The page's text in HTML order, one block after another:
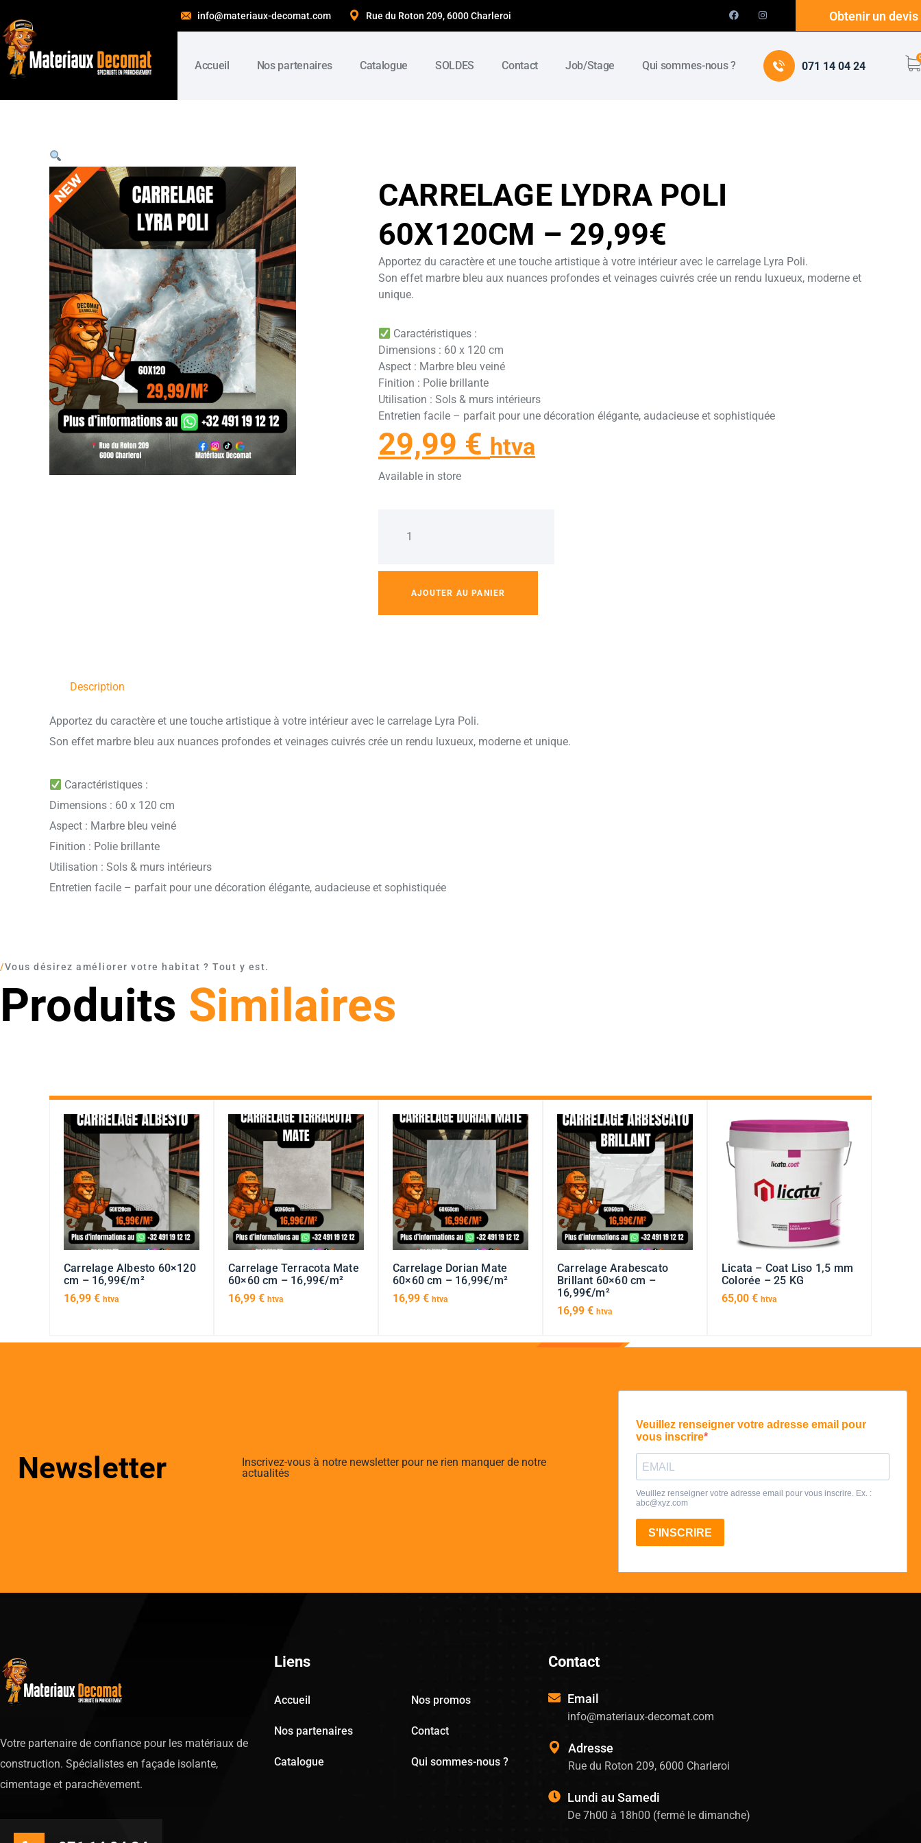
info@materiaux-decomat.com Rue du Roton 209, 6000 Charleroi Obtenir un devis
Accueil Nos partenaires Catalogue SOLDES Contact Job/Stage Qui sommes-nous ? 071 14 04 24
CARRELAGE LYDRA POLI
60X120CM – 29,99€
Apportez du caractère et une touche artistique à votre intérieur avec le carrelage Lyra Poli.
Son effet marbre bleu aux nuances profondes et veinages cuivrés crée un rendu luxueux, moderne et
unique.
Caractéristiques :
Dimensions : 60 x 120 cm
Aspect : Marbre bleu veiné
Finition : Polie brillante
Utilisation : Sols & murs intérieurs
Entretien facile – parfait pour une décoration élégante, audacieuse et sophistiquée
29,99 € htva
Available in store
AJOUTER AU PANIER
Description
Apportez du caractère et une touche artistique à votre intérieur avec le carrelage Lyra Poli.
Son effet marbre bleu aux nuances profondes et veinages cuivrés crée un rendu luxueux, moderne et unique.
Caractéristiques :
Dimensions : 60 x 120 cm
Aspect : Marbre bleu veiné
Finition : Polie brillante
Utilisation : Sols & murs intérieurs
Entretien facile – parfait pour une décoration élégante, audacieuse et sophistiquée
/Vous désirez améliorer votre habitat ? Tout y est.
Produits Similaires
Carrelage Albesto 60×120
cm – 16,99€/m²
16,99 € htva
Carrelage Terracota Mate
60×60 cm – 16,99€/m²
16,99 € htva
Carrelage Dorian Mate
60×60 cm – 16,99€/m²
16,99 € htva
Carrelage Arabescato
Brillant 60×60 cm –
16,99€/m²
16,99 € htva
Licata – Coat Liso 1,5 mm
Colorée – 25 KG
65,00 € htva
Newsletter
Inscrivez-vous à notre newsletter pour ne rien manquer de notre
actualités
Votre partenaire de confiance pour les matériaux de
construction. Spécialistes en façade isolante,
cimentage et parachèvement.
Liens
Accueil Nos promos
Nos partenaires Contact
Catalogue Qui sommes-nous ?
Contact
Email
info@materiaux-decomat.com
Adresse
Rue du Roton 209, 6000 Charleroi
Lundi au Samedi
De 7h00 à 18h00 (fermé le dimanche)